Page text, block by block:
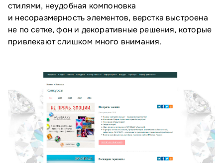
стилями, неудобная компоновка
и несоразмерность элементов, верстка выстроена
не по сетке, фон и декоративные решения, которые
привлекают слишком много внимания.